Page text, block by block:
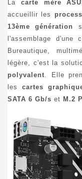
La carte mère
accueillir les
13ème génération
l'assemblage d'une
Bureautique,
légère, c'est la
polyvalent . Elle
les cartes
SATA 6 Gb/s et M.2